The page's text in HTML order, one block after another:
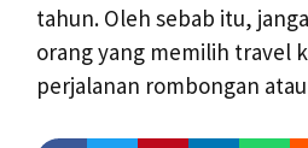
tahun. Oleh sebab itu,
orang yang memilih travel
perjalanan rombongan